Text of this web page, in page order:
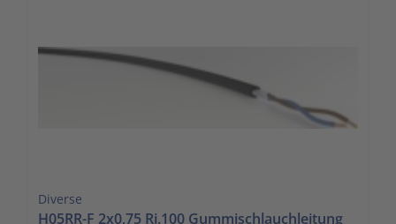
Diverse
H05RR-F 2x0,75 Ri.100 Gummischlauchleitung